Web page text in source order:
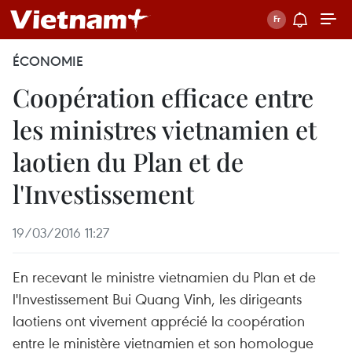
ÉCONOMIE
Coopération efficace entre
les ministres vietnamien et
laotien du Plan et de
l'Investissement
19/03/2016 11:27
En recevant le ministre vietnamien du Plan et de
l'Investissement Bui Quang Vinh, les dirigeants
laotiens ont vivement apprécié la coopération
entre le ministère vietnamien et son homologue